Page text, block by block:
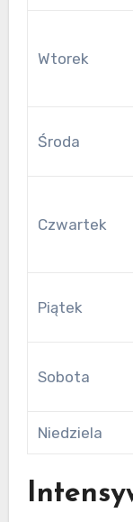
Wtorek
Środa
Czwartek
Piątek
Sobota
Niedziela